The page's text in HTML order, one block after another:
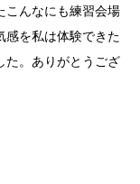
こんなにも練習会場
感を私は体験できた
た。ありがとうござ